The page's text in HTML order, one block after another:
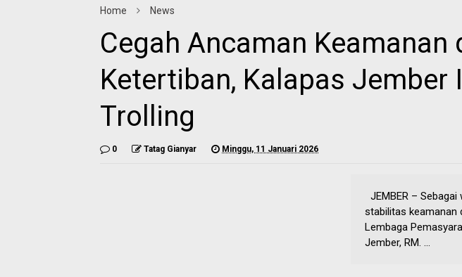
Home News
Cegah Ancaman Keamanan
Ketertiban, Kalapas Jember
Trolling
0 Tatag Gianyar Minggu, 11 Januari 2026
JEMBER –
stabilitas keamanan
Lembaga
Jember, RM. ...